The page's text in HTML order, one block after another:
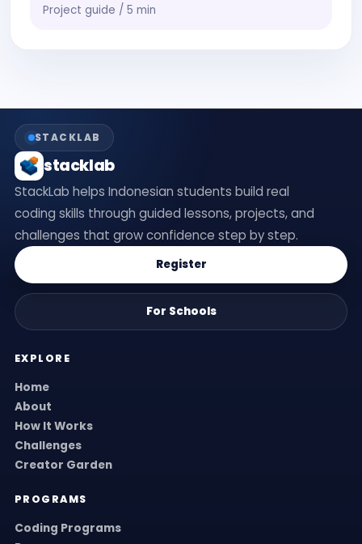
Project guide / 5 min
STACKLAB
stacklab
StackLab helps Indonesian students build real
coding skills through guided lessons, projects, and
challenges that grow confidence step by step.
Register
For Schools
EXPLORE
Home
About
How It Works
Challenges
Creator Garden
PROGRAMS
Coding Programs